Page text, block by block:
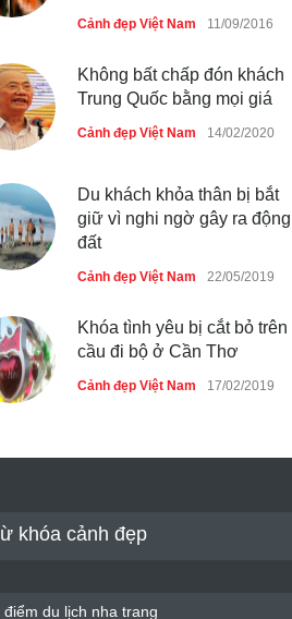
40 xe ôtô du lịch tự lái đầu
Cảnh đẹp Việt Nam 24/04/2020
Thực hư cây cầu gỗ dài nhất
Cảnh đẹp Việt Nam 24/04/2020
Bún cá thố và bánh canh cốt
dừa miền Tây ở Sài Gòn
Cảnh đẹp Việt Nam 11/09/2016
Không bất chấp đón khách
Trung Quốc bằng mọi giá
Cảnh đẹp Việt Nam 14/02/2020
Du khách khỏa thân bị bắt
giữ vì nghi ngờ gây ra động
đất
Cảnh đẹp Việt Nam 22/05/2019
Khóa tình yêu bị cắt bỏ trên
cầu đi bộ ở Cần Thơ
Cảnh đẹp Việt Nam 17/02/2019
khóa cảnh đẹp
du lịch nha trang